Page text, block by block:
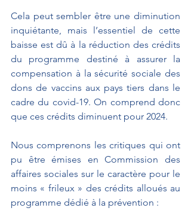
Cela peut sembler être une diminution
inquiétante, mais l’essentiel de cette
baisse est dû à la réduction des crédits
compensation à la sécurité sociale des
dons de vaccins aux pays tiers dans le
cadre du covid-19. On comprend donc
que ces crédits diminuent pour 2024.
Nous comprenons les critiques qui ont
pu être émises en Commission des
affaires sociales sur le caractère pour le
moins « frileux » des crédits alloués au
programme dédié à la prévention :